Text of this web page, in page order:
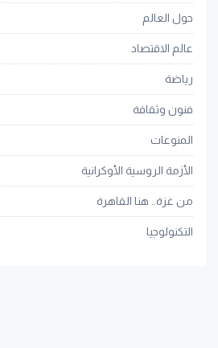
حول العالم
عالم الاقتصاد
رياضة
فنون وثقافة
المنوعات
الأزمة الروسية الأوكرانية
من غزة.. هنا القاهرة
التكنولوجيا